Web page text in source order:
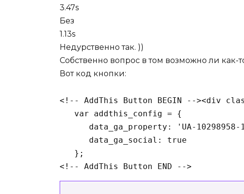
3.47s
Без
1.13s
Недурственно так. ))
Собственно вопрос в том возможно ли как-
Вот код кнопки:
<!-- AddThis Button BEGIN --><div
   var addthis_config = {
data_ga_property: 'UA-10298958-
      data_ga_social: true
   };
<!-- AddThis Button END -->